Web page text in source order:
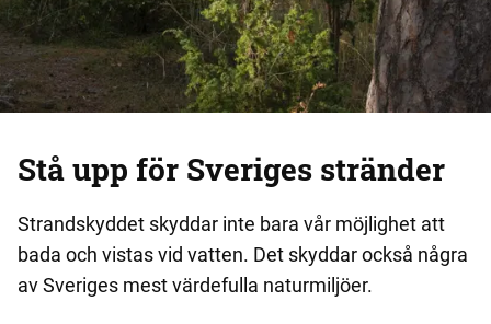
Stå upp för Sveriges stränder
Strandskyddet skyddar inte bara vår möjlighet att
bada och vistas vid vatten. Det skyddar också några
av Sveriges mest värdefulla naturmiljöer.